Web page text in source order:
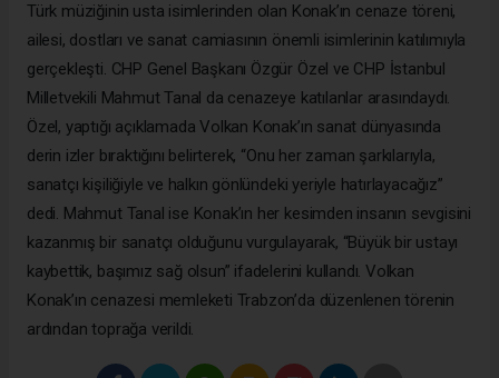
Türk müziğinin usta isimlerinden olan Konak’ın cenaze töreni,
ailesi, dostları ve sanat camiasının önemli isimlerinin katılımıyla
gerçekleşti. CHP Genel Başkanı Özgür Özel ve CHP İstanbul
Milletvekili Mahmut Tanal da cenazeye katılanlar arasındaydı.
Özel, yaptığı açıklamada Volkan Konak’ın sanat dünyasında
derin izler bıraktığını belirterek, “Onu her zaman şarkılarıyla,
sanatçı kişiliğiyle ve halkın gönlündeki yeriyle hatırlayacağız”
dedi. Mahmut Tanal ise Konak’ın her kesimden insanın sevgisini
kazanmış bir sanatçı olduğunu vurgulayarak, “Büyük bir ustayı
kaybettik, başımız sağ olsun” ifadelerini kullandı. Volkan
Konak’ın cenazesi memleketi Trabzon’da düzenlenen törenin
ardından toprağa verildi.